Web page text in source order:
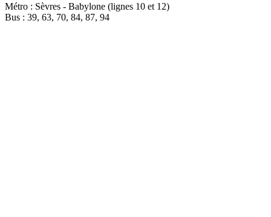
Métro : Sèvres - Babylone (lignes 10 et 12)
Bus : 39, 63, 70, 84, 87, 94